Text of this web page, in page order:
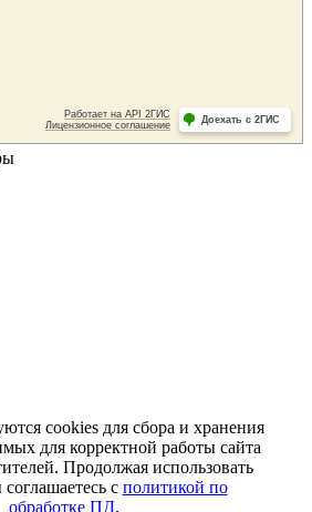
cookies для сбора и хранения
для корректной работы сайта
Продолжая использовать
с политикой по
обработке ПД.